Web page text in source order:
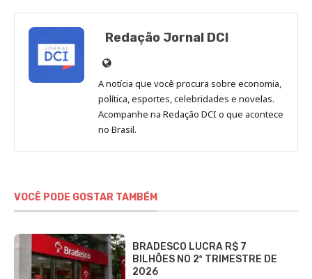
Redação Jornal DCI
Site
de
Redação
Jornal
DCI
A notícia que você procura sobre economia,
política, esportes, celebridades e novelas.
Acompanhe na Redação DCI o que acontece
no Brasil.
VOCÊ PODE GOSTAR TAMBÉM
BRADESCO LUCRA R$ 7
BILHÕES NO 2º TRIMESTRE DE
2026